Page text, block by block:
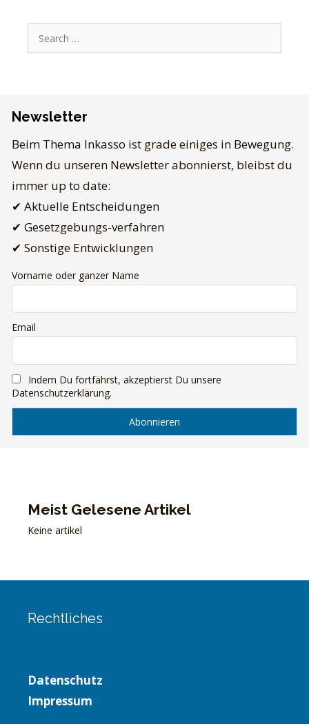
Search
for:
Newsletter
Beim Thema Inkasso ist grade einiges in Bewegung.
Wenn du unseren Newsletter abonnierst, bleibst du
immer up to date:
✔ Aktuelle Entscheidungen
✔ Gesetzgebungs-verfahren
✔ Sonstige Entwicklungen
Vorname oder ganzer Name
Email
Indem Du fortfährst, akzeptierst Du unsere
Datenschutzerklärung.
Meist Gelesene Artikel
Keine artikel
Rechtliches
Datenschutz
Impressum